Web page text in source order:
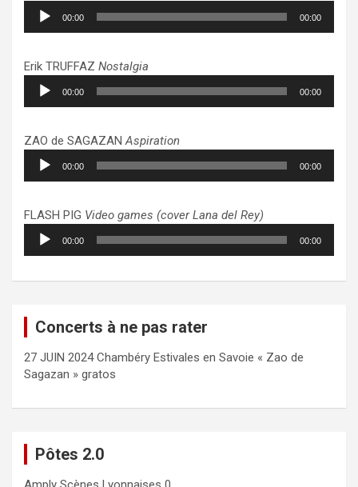
Lecteur
audio
00:00 00:00
Erik TRUFFAZ Nostalgia
Lecteur
audio
00:00 00:00
ZAO de SAGAZANAspiration
Lecteur
audio
00:00 00:00
FLASH PIG Video games (cover Lana del Rey)
Lecteur
audio
00:00 00:00
Concerts à ne pas rater
27 JUIN 2024 Chambéry Estivales en Savoie « Zao de
Sagazan » gratos
Pôtes 2.0